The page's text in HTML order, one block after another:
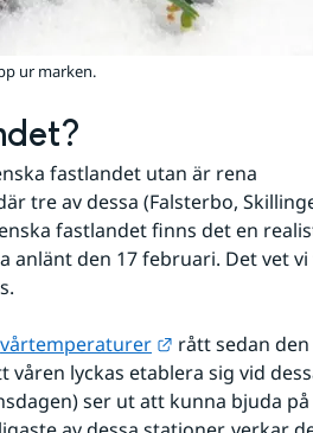
ur marken.
fastlandet utan är rena
tre av dessa (Falsterbo,
fastlandet finns det en
anlänt den 17 februari. Det vet
vårtemperaturer Länk till annan
rått sedan
lyckas etablera sig vid
ser ut att kunna bjuda på